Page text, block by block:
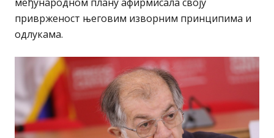
приврженост његовим изворним принципима и
одлукама.